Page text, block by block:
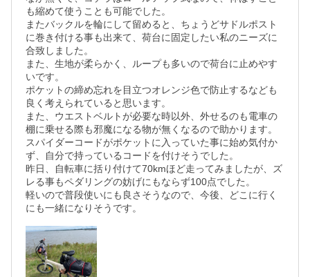
も縮めて使うことも可能でした。
またバックルを輪にして留めると、ちょうどサドルポスト
に巻き付ける事も出来て、荷台に固定したい私のニーズに
合致しました。
また、生地が柔らかく、ループも多いので荷台に止めやす
いです。
ポケットの締め忘れを目立つオレンジ色で防止するなども
良く考えられていると思います。
また、ウエストベルトが必要な時以外、外せるのも電車の
棚に乗せる際も邪魔になる物が無くなるので助かります。
スパイダーコードがポケットに入っていた事に始め気付か
ず、自分で持っているコードを付けそうでした。
昨日、自転車に括り付けて70kmほど走ってみましたが、ズ
レる事もペダリングの妨げにもならず100点でした。
軽いので普段使いにも良さそうなので、今後、どこに行く
にも一緒になりそうです。